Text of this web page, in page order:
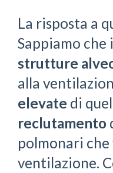
La risposta a
Sappiamo che i
strutture
alla
elevate di
reclutamento
polmonari
ventilazione.